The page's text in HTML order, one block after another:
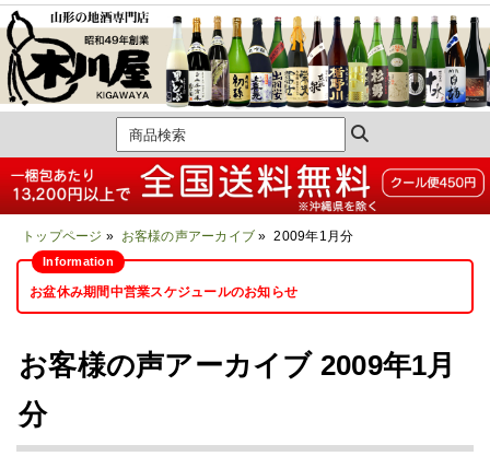
トップページ » お客様の声アーカイブ » 2009年1月分
お盆休み期間中営業スケジュールのお知らせ
お客様の声アーカイブ 2009年1月
分